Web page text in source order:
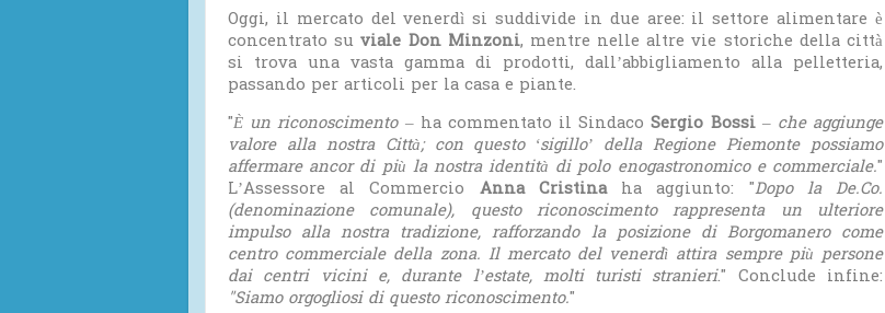
Oggi, il mercato del venerdì si suddivide in due aree: il settore alimentare è
concentrato suviale Don Minzoni, mentre nelle altre vie storiche della città
si trova una vasta gamma di prodotti, dall’abbigliamento alla pelletteria,
passando per articoli per la casa e piante.
"È un riconoscimento – ha commentato il SindacoSergio Bossi– che aggiunge
valore alla nostra Città; con questo ‘sigillo’ della Regione Piemonte possiamo
affermare ancor di più la nostra identità di polo enogastronomico e commerciale."
L’Assessore al Commercio Anna Cristinaha aggiunto: "Dopo la De.Co.
(denominazione comunale), questo riconoscimento rappresenta un ulteriore
impulso alla nostra tradizione, rafforzando la posizione di Borgomanero come
centro commerciale della zona. Il mercato del venerdì attira sempre più persone
dai centri vicini e, durante l’estate, molti turisti stranieri." Conclude infine:
"Siamo orgogliosi di questo riconoscimento."